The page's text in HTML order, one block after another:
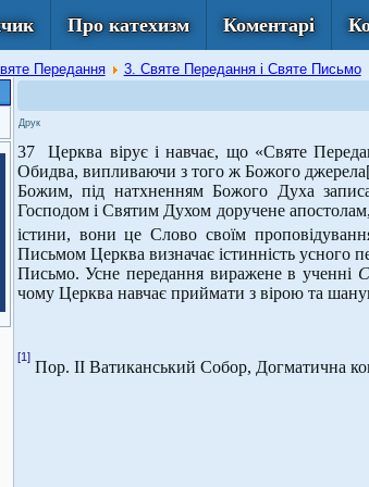
Про катехизм Коментарі
Передання 3. Святе Передання і Святе Письмо
Друк
37 Церква вірує і навчає, що «Святе
Обидва, випливаючи з того ж Божого
Божим, під натхненням Божого Духа
Господом і Святим Духом доручене
істини, вони це Слово своїм
Письмом Церква визначає істинність усного
Письмо. Усне передання виражене в ученні
чому Церква навчає приймати з вірою та
[1]
Пор. ІІ Ватиканський Собор, Догматична